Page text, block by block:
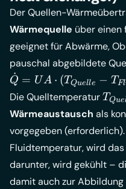
Der Quellen-
Wärmequelle über einen
geeignet für Abwärme,
pauschal abgebildete
\dot Q =
UA \cdot
(T_{Quelle}
-
T_{Fluid})
Q
˙ = UA ⋅ (TQuelle − TFl
Die Quelltemperatur TQue
Wärmeaustausch als
vorgegeben
Fluidtemperatur, wird
darunter, wird gekühlt –
damit auch zur Abbildung